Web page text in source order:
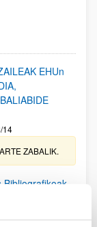
EHUn
14
ZABALIK.
Bibliografikoak